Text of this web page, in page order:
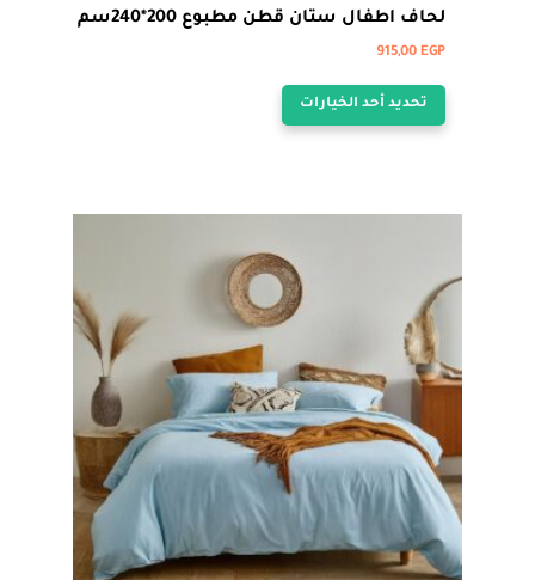
لحاف اطفال ستان قطن مطبوع 200*240سم
915,00 EGP
تحديد أحد الخيارات
هناك
المنتج.
يمكن
اختيار
الخيارات
على
صفحة
المنتج